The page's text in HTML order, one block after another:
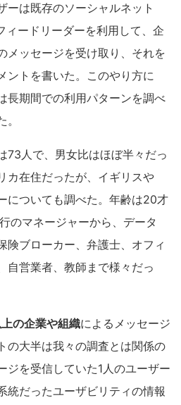
ーは既存のソーシャルネット
ィードリーダーを利用して、企
メッセージを受け取り、それを
ントを書いた。このやり方に
長期間での利用パターンを調べ
73人で、男女比はほぼ半々だっ
カ在住だったが、イギリスや
についても調べた。年齢は20才
のマネージャーから、データ
険ブローカー、弁護士、オフィ
自営業者、教師まで様々だっ
の企業や組織によるメッセージ
の大半は我々の調査とは関係の
ジを受信していた1人のユーザー
統だったユーザビリティの情報